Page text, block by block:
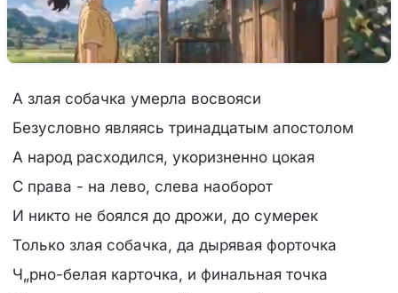
А злая собачка умерла восвояси
Безусловно являясь тринадцатым апостолом
А народ расходился, укоризненно цокая
С права - на лево, слева наоборот
И никто не боялся до дрожи, до сумерек
Только злая собачка, да дырявая форточка
Ч„рно-белая карточка, и финальная точка